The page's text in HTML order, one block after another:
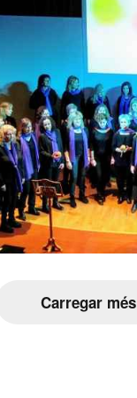
Carregar més